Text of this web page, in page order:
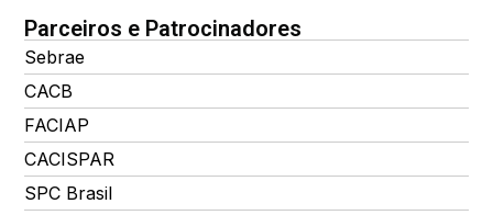
Parceiros e Patrocinadores
Sebrae
CACB
FACIAP
CACISPAR
SPC Brasil